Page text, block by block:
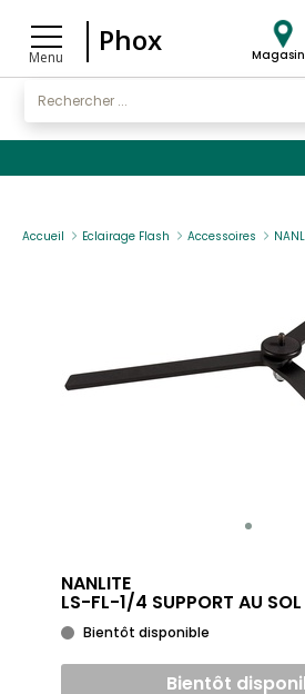
Menu
Phox
Accueil Eclairage Flash Accessoires
NANLITE
LS-FL-1/4 SUPPORT AU SOL
Bientôt disponible
Bientôt